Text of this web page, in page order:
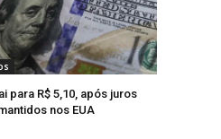
para R$ 5,10, após juros
nos EUA